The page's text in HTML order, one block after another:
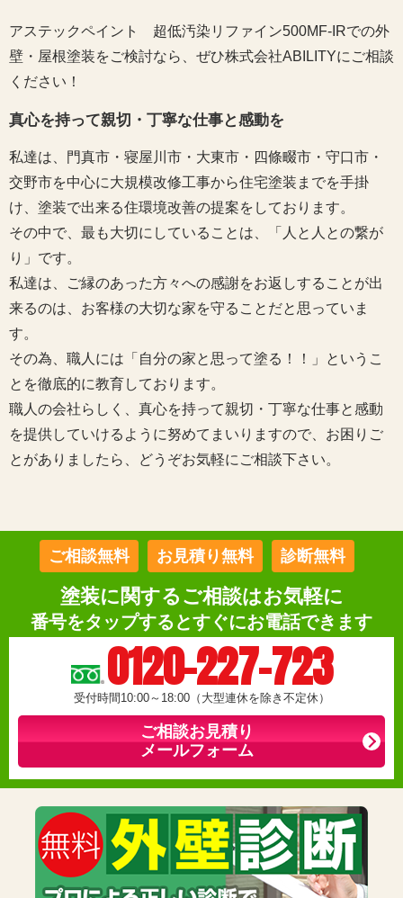
アステックペイント 超低汚染リファイン500MF-IRでの外
壁・屋根塗装をご検討なら、ぜひ株式会社ABILITYにご相談
ください！
真心を持って親切・丁寧な仕事と感動を
私達は、門真市・寝屋川市・大東市・四條畷市・守口市・
交野市を中心に大規模改修工事から住宅塗装までを手掛
け、塗装で出来る住環境改善の提案をしております。
その中で、最も大切にしていることは、「人と人との繋が
り」です。
私達は、ご縁のあった方々への感謝をお返しすることが出
来るのは、お客様の大切な家を守ることだと思っていま
す。
その為、職人には「自分の家と思って塗る！！」というこ
とを徹底的に教育しております。
職人の会社らしく、真心を持って親切・丁寧な仕事と感動
を提供していけるように努めてまいりますので、お困りご
とがありましたら、どうぞお気軽にご相談下さい。
ご相談無料 お見積り無料 診断無料
塗装に関するご相談はお気軽に
番号をタップするとすぐにお電話できます
0120-227-723
受付時間10:00～18:00（大型連休を除き不定休）
ご相談お見積り
メールフォーム